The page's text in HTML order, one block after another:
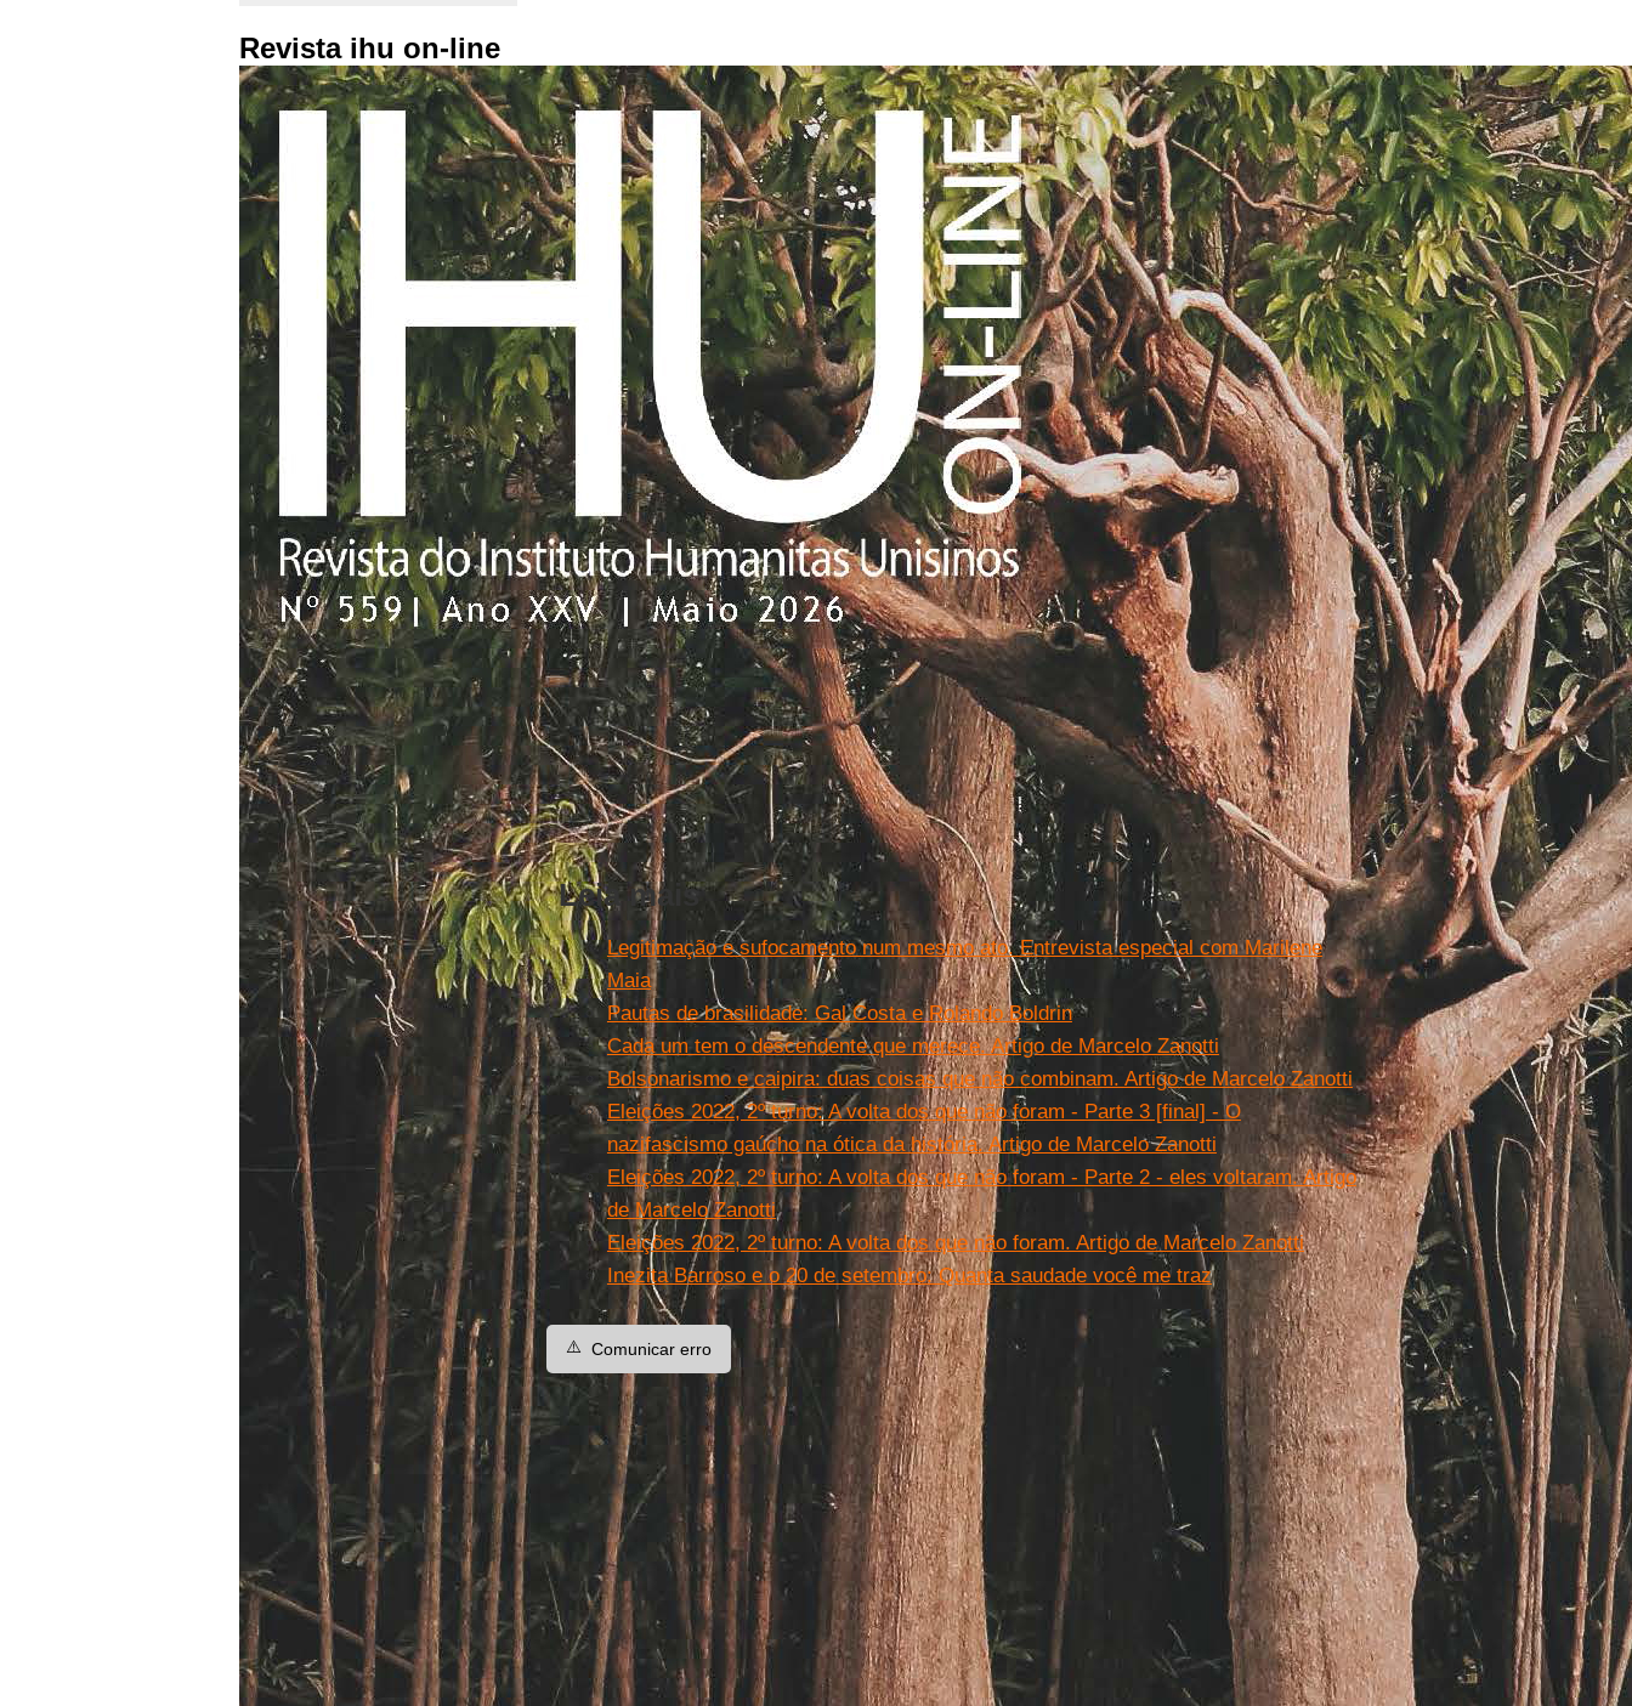
Revista ihu on-line
Leia mais
Legitimação e sufocamento num mesmo ato. Entrevista especial com Marilene
Maia
Pautas de brasilidade: Gal Costa e Rolando Boldrin
Cada um tem o descendente que merece. Artigo de Marcelo Zanotti
Bolsonarismo e caipira: duas coisas que não combinam. Artigo de Marcelo Zanotti
Eleições 2022, 2º turno: A volta dos que não foram - Parte 3 [final] - O
nazifascismo gaúcho na ótica da história. Artigo de Marcelo Zanotti
Eleições 2022, 2º turno: A volta dos que não foram - Parte 2 - eles voltaram. Artigo
de Marcelo Zanotti
Eleições 2022, 2º turno: A volta dos que não foram. Artigo de Marcelo Zanotti
Inezita Barroso e o 20 de setembro: Quanta saudade você me traz
⚠️ Comunicar erro